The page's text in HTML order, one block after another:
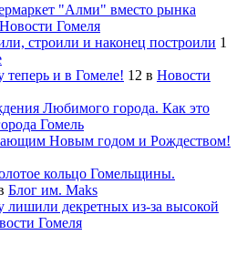
"Алми" вместо рынка
Новости Гомеля
строили и наконец построили 1
теперь и в Гомеле! 12 в Новости
Любимого города. Как это
Гомель
Новым годом и Рождеством!
кольцо Гомельщины.
Блог им. Maks
декретных из-за высокой
Гомеля